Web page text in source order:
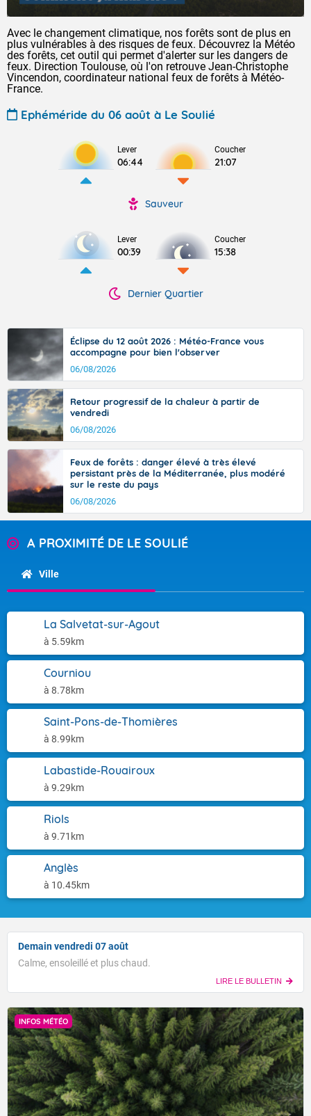
Avec le changement climatique, nos forêts sont de plus en
plus vulnérables à des risques de feux. Découvrez la Météo
des forêts, cet outil qui permet d'alerter sur les dangers de
feux. Direction Toulouse, où l'on retrouve Jean-Christophe
Vincendon, coordinateur national feux de forêts à Météo-
France.
Ephéméride du 06 août à Le Soulié
Lever
06:44
Coucher
21:07
Sauveur
Lever
00:39
Coucher
15:38
Dernier Quartier
Éclipse du 12 août 2026 : Météo-France vous
accompagne pour bien l'observer
06/08/2026
Retour progressif de la chaleur à partir de
vendredi
06/08/2026
Feux de forêts : danger élevé à très élevé
persistant près de la Méditerranée, plus modéré
sur le reste du pays
06/08/2026
A PROXIMITÉ DE LE SOULIÉ
Ville
La Salvetat-sur-Agout
à 5.59km
Courniou
à 8.78km
Saint-Pons-de-Thomières
à 8.99km
Labastide-Rouairoux
à 9.29km
Riols
à 9.71km
Anglès
à 10.45km
Demain vendredi 07 août
Calme, ensoleillé et plus chaud.
LIRE LE BULLETIN
INFOS MÉTÉO